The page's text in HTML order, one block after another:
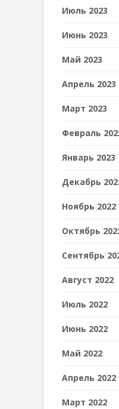
Июль 2023
Июнь 2023
Май 2023
Апрель 2023
Март 2023
Февраль
Январь 2023
Декабрь
Ноябрь 2022
Октябрь
Сентябрь
Август 2022
Июль 2022
Июнь 2022
Май 2022
Апрель 2022
Март 2022